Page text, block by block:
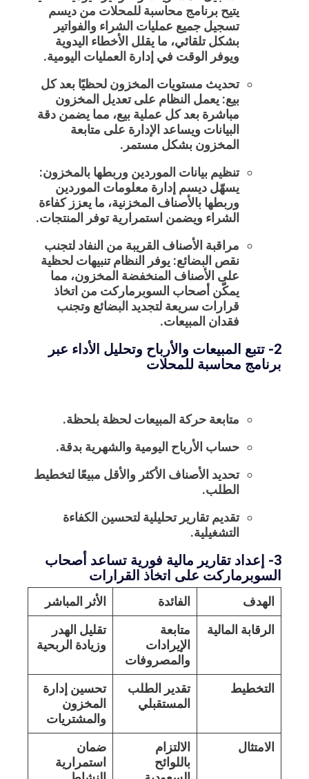
يتيحبرنامج محاسبة للمحلات من ديسم
تسجيل جميع عمليات الشراء والفواتير
بشكل تلقائي، ما يقلل الأخطاء اليدوية
ويوفر الوقت في إدارة العمليات اليومية.
تحديث مستويات المخزون لحظيًا بعد كل
بيع: يعمل النظام على تعديل المخزون
مباشرة بعد كل عملية بيع، مما يضمن دقة
البيانات ويساعد الإدارة على متابعة
المخزون بشكل مستمر.
تنظيم بيانات الموردين وربطها بالمخزون:
يسهّل ديسم إدارة معلومات الموردين
وربطها بالأصناف المخزنية، ما يعزز كفاءة
الشراء ويضمن استمرارية توفر المنتجات.
مراقبة الأصناف القريبة من النفاد لتجنب
نقص البضائع: يوفر النظام تنبيهات لحظية
على الأصناف المنخفضة المخزون، مما
يمكّن أصحاب السوبرماركت من اتخاذ
قرارات سريعة لتجديد البضائع وتجنب
فقدان المبيعات.
2- تتبع المبيعات والأرباح وتحليل الأداء عبر
برنامج محاسبة للمحلات
متابعة حركة المبيعات لحظة بلحظة.
حساب الأرباح اليومية والشهرية بدقة.
تحديد الأصناف الأكثر والأقل مبيعًا لتخطيط
الطلب.
تقديم تقارير تحليلية لتحسين الكفاءة
التشغيلية.
3- إعداد تقارير مالية فورية تساعد أصحاب
السوبرماركت على اتخاذ القرارات
الهدف الفائدة
الأثر المباشر
الرقابة المالية
متابعة
الإيرادات
والمصروفات
تقليل الهدر
وزيادة الربحية
التخطيط
تقدير الطلب
المستقبلي
تحسين إدارة
المخزون
والمشتريات
الامتثال
الالتزام
باللوائح
ضمان
استمرارية